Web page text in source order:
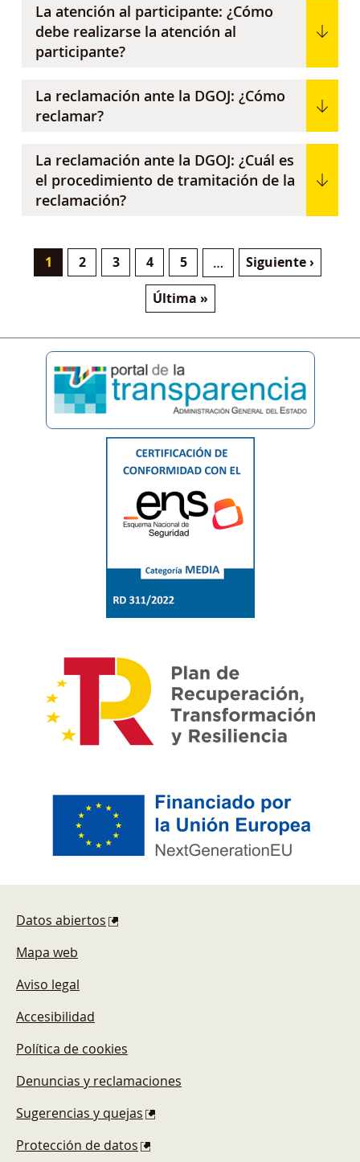
La atención al participante: ¿Cómo
debe realizarse la atención al
participante?
La reclamación ante la DGOJ: ¿Cómo
reclamar?
La reclamación ante la DGOJ: ¿Cuál es
el procedimiento de tramitación de la
reclamación?
Página actual
1 Página
2 Página
3 Página
4 Página
5 … Siguiente página
Siguiente ›
Última página
Última »
Datos abiertos
Mapa web
Aviso legal
Accesibilidad
Política de cookies
Denuncias y reclamaciones
Sugerencias y quejas
Protección de datos